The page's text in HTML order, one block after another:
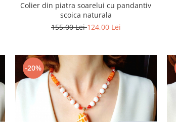
Colier din piatra soarelui cu pandantiv
scoica naturala
155,00 Lei124,00 Lei
-20%